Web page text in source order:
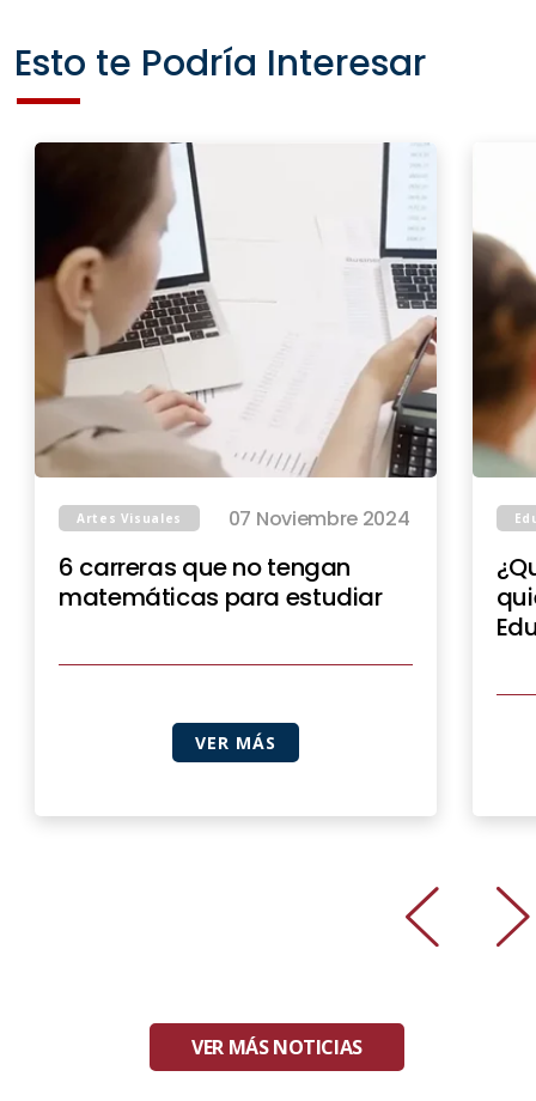
Esto te Podría Interesar
Artes Visuales 07 Noviembre 2024
6 carreras que no tengan
matemáticas para estudiar
VER MÁS
VER MÁS NOTICIAS